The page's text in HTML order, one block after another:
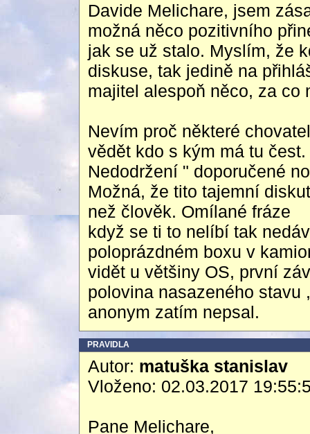
Davide Melichare, jsem
možná něco pozitivního
jak se už stalo. Myslím, že
diskuse, tak jedině na
majitel alespoň něco, za co
Nevím proč některé
vědět kdo s kým má tu čest.
Nedodržení " doporučené
Možná, že tito tajemní
než člověk. Omílané fráze
když se ti to nelíbí tak
poloprázdném boxu v
vidět u většiny OS, první
polovina nasazeného stavu
anonym zatím nepsal.
PRAVIDLA
Autor: matuška stanislav
Vloženo: 02.03.2017
Pane Melichare,